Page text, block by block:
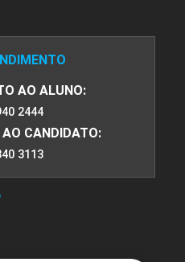
E EQUIPES NO
45
AO ALUNO:
2444
CANDIDATO:
3113